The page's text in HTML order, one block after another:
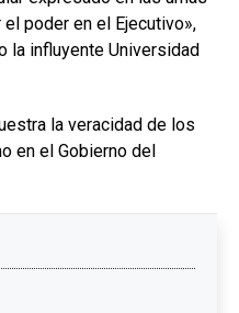
poder en el Ejecutivo»,
la influyente Universidad
la veracidad de los
en el Gobierno del